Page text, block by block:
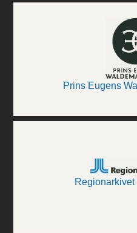
Prins Eugens